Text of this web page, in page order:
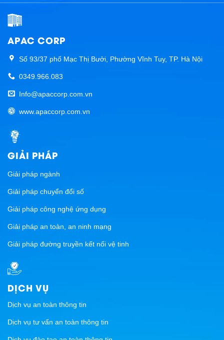
APAC CORP
Số 93/37 phố Mạc Thị Bưởi, Phường Vĩnh Tuy, TP. Hà Nội
0349.966.083
Info@apaccorp.com.vn
www.apaccorp.com.vn
GIẢI PHÁP
Giải pháp ngành
Giải pháp chuyển đổi số
Giải pháp công nghệ ứng dụng
Giải pháp an toàn, an ninh mạng
Giải pháp đường truyền kết nối vệ tinh
DỊCH VỤ
Dịch vụ an toàn thông tin
Dịch vụ tư vấn an toàn thông tin